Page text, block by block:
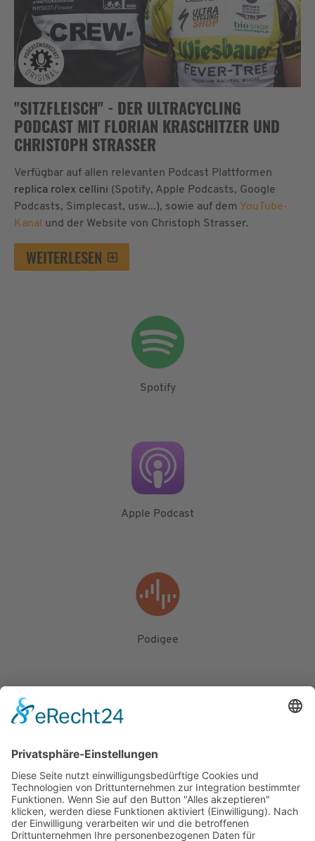
"SITZFLEISCH" - DER ULTRACYCLING
PODCAST MIT FLORIAN KRASCHITZER UND
CHRISTOPH STRASSER
Verfügbar auf allen relevanten Podcast Plattformen
replica rolex cellini (Spotify, Apple Podcasts, Google
Podcasts, Simplecast, usw...), sowie auf dem YouTube-
Kanal und der Website von Christoph Strasser.
WEITERLESEN
Spotify
Apple Podcast
Podigee